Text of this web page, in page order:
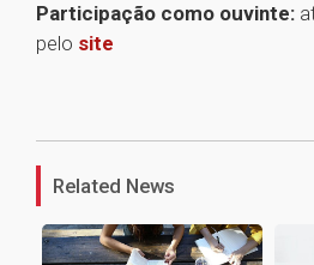
Participação como ouvinte:
pelo site
Related News